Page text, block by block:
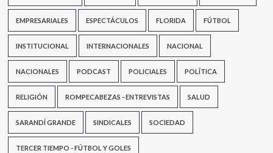
EMPRESARIALES ESPECTÁCULOS FLORIDA FÚTBOL
INSTITUCIONAL INTERNACIONALES NACIONAL
NACIONALES PODCAST POLICIALES POLÍTICA
RELIGIÓN ROMPECABEZAS - ENTREVISTAS SALUD
SARANDÍ GRANDE SINDICALES SOCIEDAD
TERCER TIEMPO - FÚTBOL Y GOLES